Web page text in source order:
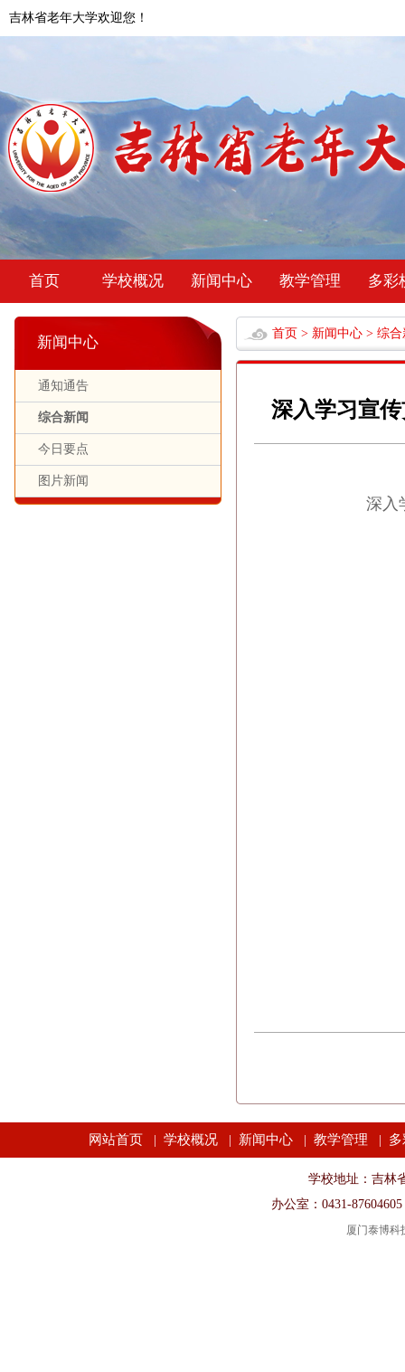
吉林省老年大学欢迎您！
首页 学校概况 新闻中心 教学管理 多彩
新闻中心
通知通告
综合新闻
今日要点
图片新闻
首页 > 新闻中心 > 综合
深入学习宣
深入
网站首页 学校概况 新闻中心 教学管理
学校地址：吉林
办公室：0431-
厦门泰博科